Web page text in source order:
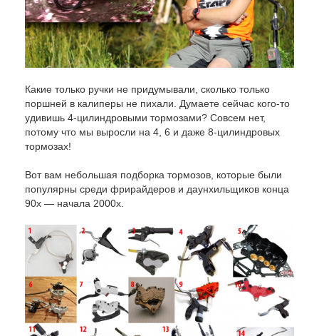
Какие только ручки не придумывали, сколько только
поршней в калиперы не пихали. Думаете сейчас кого-то
удивишь 4-цилиндровыми тормозами? Совсем нет,
потому что мы выросли на 4, 6 и даже 8-цилиндровых
тормозах!
Вот вам небольшая подборка тормозов, которые были
популярны среди фрирайдеров и даунхильщиков конца
90х — начала 2000х.